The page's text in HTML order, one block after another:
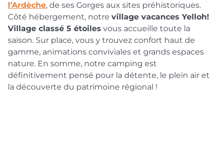
l’Ardèche, de ses Gorges aux sites préhistoriques.
Côté hébergement, notre village vacances Yelloh!
Village classé 5 étoiles vous accueille toute la
saison. Sur place, vous y trouvez confort haut de
gamme, animations conviviales et grands espaces
nature. En somme, notre camping est
définitivement pensé pour la détente, le plein air et
la découverte du patrimoine régional !